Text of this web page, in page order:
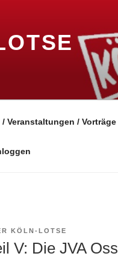
Veranstaltungen / Vorträge
KÖLN-LOTSE
V: Die JVA